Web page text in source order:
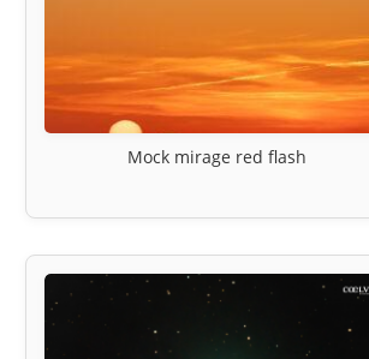
Mock mirage red flash